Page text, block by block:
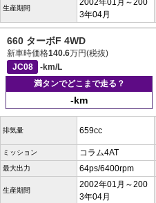
生産期間
2002年01月～200
3年04月
660 ターボF 4WD
新車時価格140.6万円(税抜)
JC08
-km/L
満タンでどこまで走る？
-km
排気量 659cc
ミッション コラム4AT
最大出力 64ps/6400rpm
生産期間
2002年01月～200
3年04月